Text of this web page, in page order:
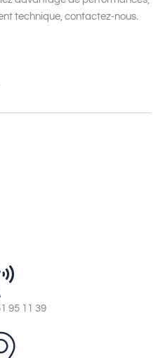
technique, contactez-nous.
95 11 39